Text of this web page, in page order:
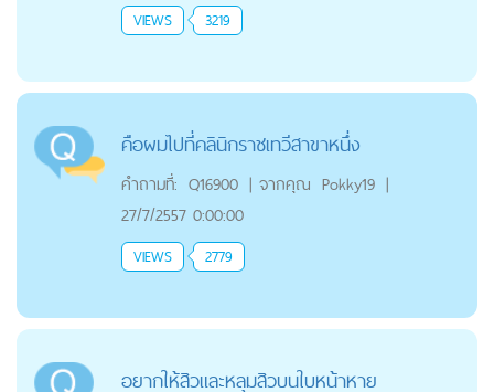
VIEWS 3219
คือผมไปที่คลินิกราชเทวีสาขาหนึ่ง
คำถามที่: Q16900 | จากคุณ Pokky19 |
27/7/2557 0:00:00
VIEWS 2779
อยากให้สิวและหลุมสิวบนใบหน้าหาย